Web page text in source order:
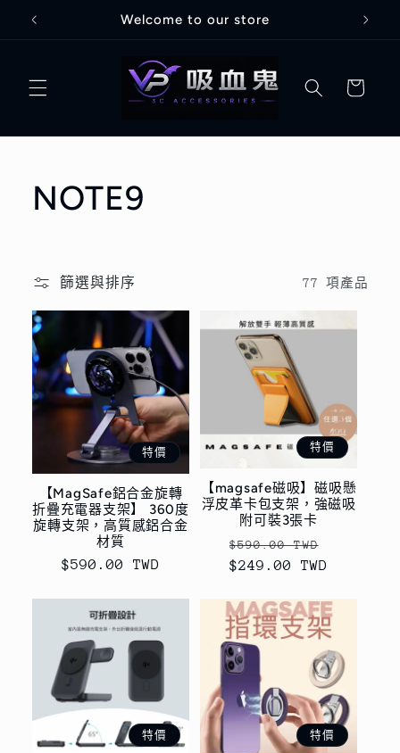
跳至內
容
Welcome to our store
物
商
系
列
:
NOTE9
篩選與排序 77 項產品
特價
【MagSafe鋁合金旋轉
折疊充電器支架】 360度
旋轉支架，高質感鋁合金
材質
售
$590.00 TWD
特價
【magsafe磁吸】磁吸懸
浮皮革卡包支架，強磁吸
附可裝3張卡
定
價
$590.00 TWD
$249.00 TWD
特價 特價